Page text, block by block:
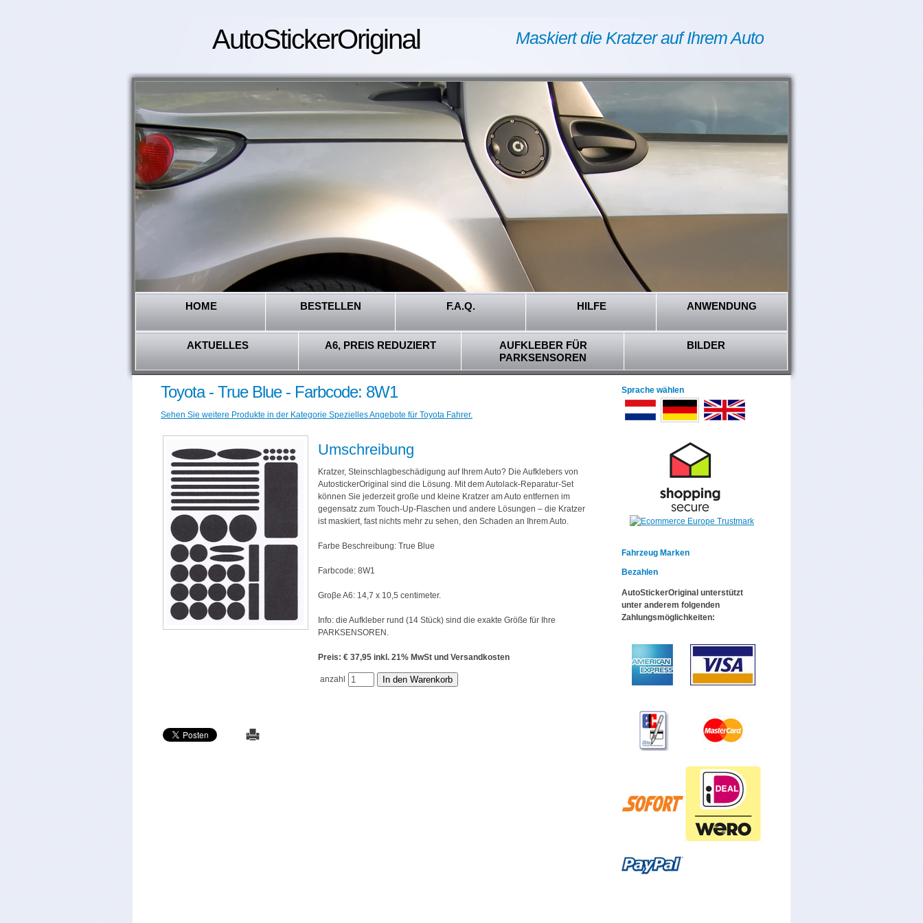
AutoStickerOriginal Maskiert die Kratzer auf Ihrem Auto
HOME BESTELLEN F.A.Q. HILFE ANWENDUNG
AKTUELLES A6, PREIS REDUZIERT
AUFKLEBER FÜR
PARKSENSOREN
BILDER
Toyota - True Blue - Farbcode: 8W1
Sehen Sie weitere Produkte in der Kategorie Spezielles Angebote für Toyota Fahrer.
Umschreibung
Kratzer, Steinschlagbeschädigung auf Ihrem Auto? Die Aufklebers von
AutostickerOriginal sind die Lösung. Mit dem Autolack-Reparatur-Set
können Sie jederzeit große und kleine Kratzer am Auto entfernen im
gegensatz zum Touch-Up-Flaschen und andere Lösungen – die Kratzer
ist maskiert, fast nichts mehr zu sehen, den Schaden an Ihrem Auto.
Farbe Beschreibung: True Blue
Farbcode: 8W1
Groβe A6: 14,7 x 10,5 centimeter.
Info: die Aufkleber rund (14 Stück) sind die exakte Größe für Ihre
PARKSENSOREN.
Preis: € 37,95 inkl. 21% MwSt und Versandkosten
anzahl
Sprache wählen
Fahrzeug Marken
Bezahlen
AutoStickerOriginal unterstützt
unter anderem folgenden
Zahlungsmöglichkeiten: